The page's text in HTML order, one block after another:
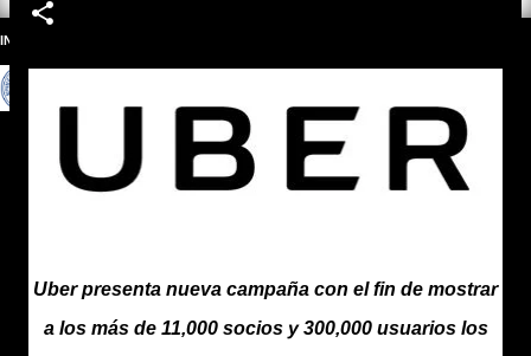
INSTITUTO NACIONAL DE AGUAS POTABLES Y ALCANTARRILLADOS
Uber presenta nueva campaña con el fin de mostrar
a los más de 11,000 socios y 300,000 usuarios los